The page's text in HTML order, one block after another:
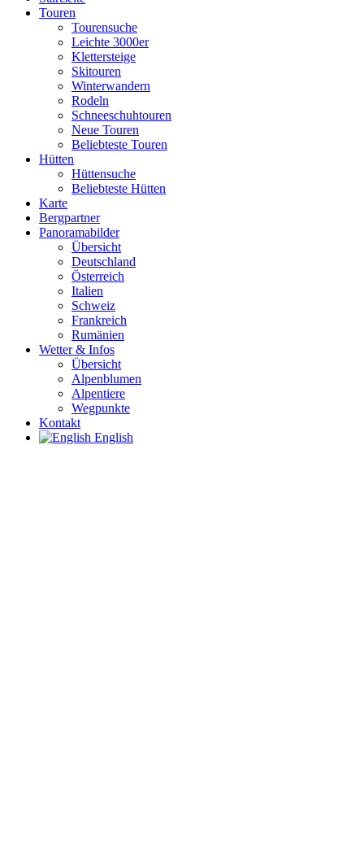
Touren
Tourensuche
Leichte 3000er
Klettersteige
Skitouren
Winterwandern
Rodeln
Schneeschuhtouren
Neue Touren
Beliebteste Touren
Hütten
Hüttensuche
Beliebteste Hütten
Karte
Bergpartner
Panoramabilder
Übersicht
Deutschland
Österreich
Italien
Schweiz
Frankreich
Rumänien
Wetter & Infos
Übersicht
Alpenblumen
Alpentiere
Wegpunkte
Kontakt
English